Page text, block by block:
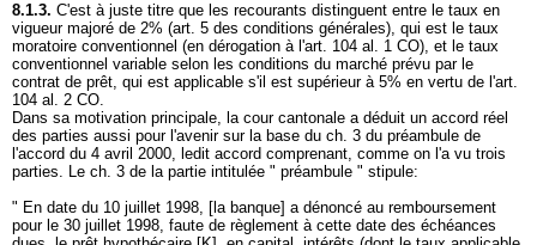
8.1.3. C'est à juste titre que les recourants distinguent entre le taux en
vigueur majoré de 2% (art. 5 des conditions générales), qui est le taux
moratoire conventionnel (en dérogation à l'art. 104 al. 1 CO), et le taux
conventionnel variable selon les conditions du marché prévu par le
contrat de prêt, qui est applicable s'il est supérieur à 5% en vertu de l'art.
104 al. 2 CO.
Dans sa motivation principale, la cour cantonale a déduit un accord réel
des parties aussi pour l'avenir sur la base du ch. 3 du préambule de
l'accord du 4 avril 2000, ledit accord comprenant, comme on l'a vu trois
parties. Le ch. 3 de la partie intitulée " préambule " stipule:
" En date du 10 juillet 1998, [la banque] a dénoncé au remboursement
pour le 30 juillet 1998, faute de règlement à cette date des échéances